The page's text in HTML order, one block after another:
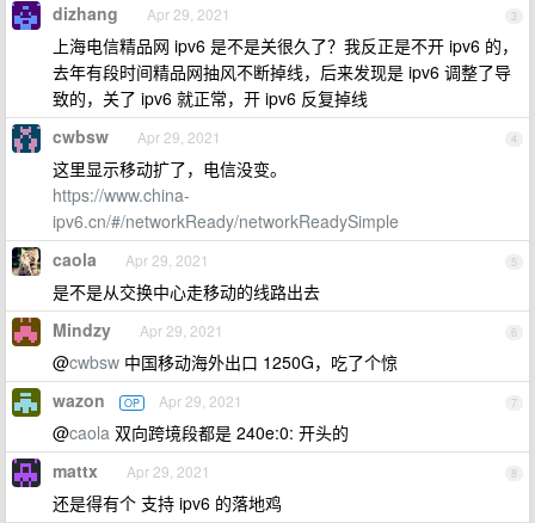
3
dizhang Apr 29, 2021
上海电信精品网 ipv6 是不是关很久了？我反正是不开 ipv6 的，
去年有段时间精品网抽风不断掉线，后来发现是 ipv6 调整了导
致的，关了 ipv6 就正常，开 ipv6 反复掉线
4
cwbsw Apr 29, 2021
这里显示移动扩了，电信没变。
https://www.china-
ipv6.cn/#/networkReady/networkReadySimple
5
caola Apr 29, 2021
是不是从交换中心走移动的线路出去
6
Mindzy Apr 29, 2021
@cwbsw 中国移动海外出口 1250G，吃了个惊
7
wazon OP Apr 29, 2021
@caola 双向跨境段都是 240e:0: 开头的
8
mattx Apr 29, 2021
还是得有个 支持 ipv6 的落地鸡